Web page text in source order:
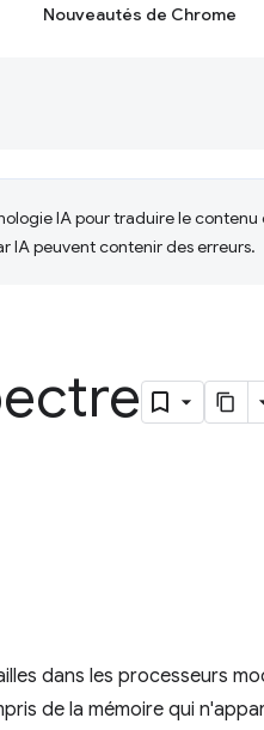
Nouveautés de Chrome
IA pour traduire le contenu
IA peuvent contenir des erreurs.
dans les processeurs
de la mémoire qui